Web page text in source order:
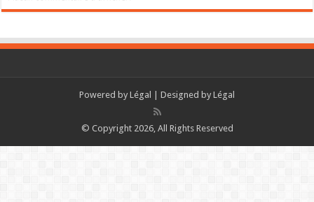
Powered by Légal | Designed by Légal
© Copyright 2026, All Rights Reserved